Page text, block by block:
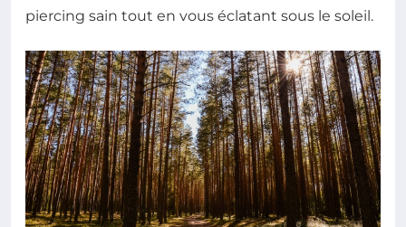
piercing sain tout en vous éclatant sous le soleil.